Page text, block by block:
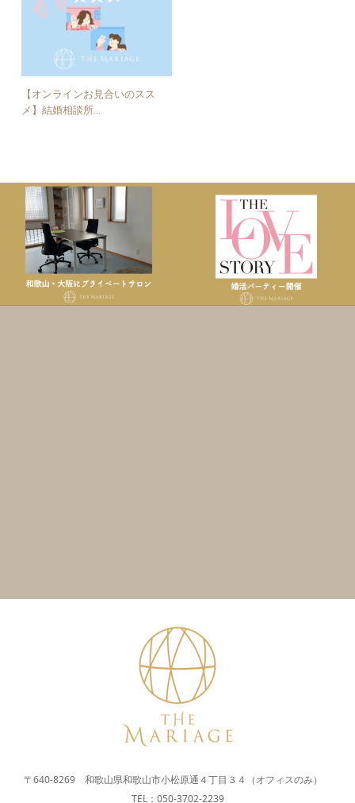
【オンラインお見合いのスス
メ】結婚相談所...
〒640-8269 和歌山県和歌山市小松原通４丁目３４（オフィスのみ）
TEL：050-3702-2239